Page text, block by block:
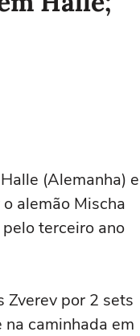
(Alemanha) e
alemão Mischa
terceiro ano
Zverev por 2 sets
caminhada em